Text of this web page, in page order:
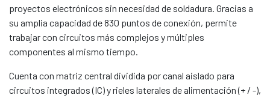
proyectos electrónicos sin necesidad de soldadura. Gracias a
su amplia capacidad de 830 puntos de conexión, permite
trabajar con circuitos más complejos y múltiples
componentes al mismo tiempo.
Cuenta con matriz central dividida por canal aislado para
circuitos integrados (IC) y rieles laterales de alimentación (+ / -),